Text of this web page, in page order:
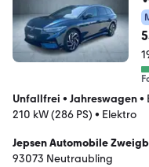
Unfallfrei • Jahreswagen•
210 kW (286 PS) • Elektro
Jepsen Automobile
Betriebs GmbH & Co. KG
93073 Neutraubling